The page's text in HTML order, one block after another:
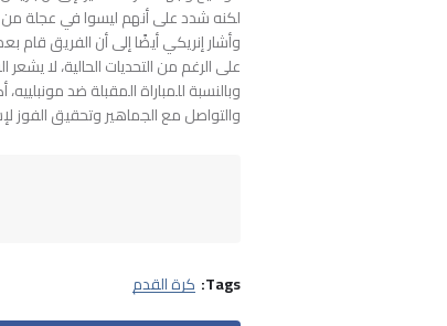
لكنه شدد على أنهم ليسوا في عجلة
وأشار إنريكي أيضًا إلى أن الفريق قام
على الرغم من التحديات الحالية، لا
والتواصل مع الجماهير وتحقيق الفوز
Tags: كرة القدم